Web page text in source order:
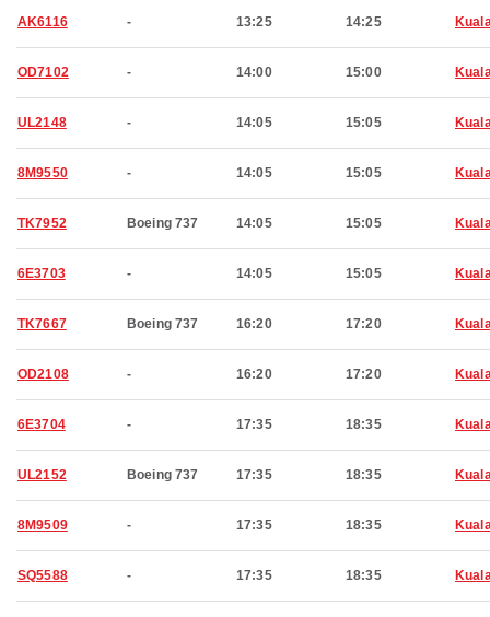
AK6116 - 13:25 14:25
OD7102 - 14:00 15:00
UL2148 - 14:05 15:05
8M9550 - 14:05 15:05
TK7952 Boeing 737 14:05 15:05
6E3703 - 14:05 15:05
TK7667 Boeing 737 16:20 17:20
OD2108 - 16:20 17:20
6E3704 - 17:35 18:35
UL2152 Boeing 737 17:35 18:35
8M9509 - 17:35 18:35
SQ5588 - 17:35 18:35